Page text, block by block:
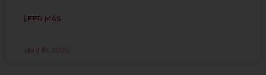
LEER MÁS
abril 18, 2026